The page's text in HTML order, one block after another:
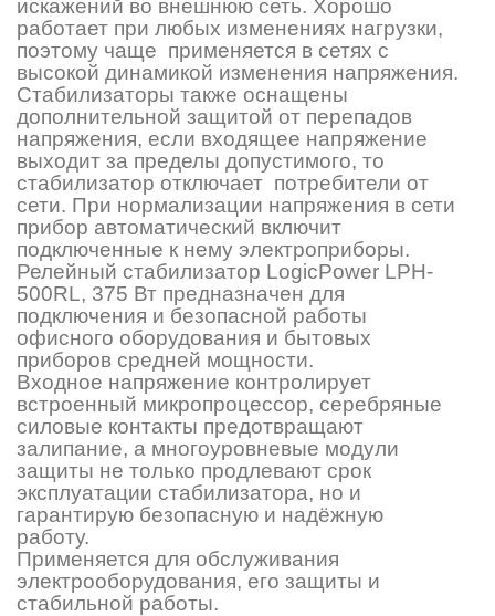
искажений во внешнюю сеть. Хорошо
работает при любых изменениях нагрузки,
поэтому чаще применяется в сетях с
высокой динамикой изменения напряжения.
Стабилизаторы также оснащены
дополнительной защитой от перепадов
напряжения, если входящее напряжение
выходит за пределы допустимого, то
стабилизатор отключает потребители от
сети. При нормализации напряжения в сети
прибор автоматический включит
подключенные к нему электроприборы.
Релейный стабилизатор LogicPower LPH-
500RL, 375 Вт предназначен для
подключения и безопасной работы
офисного оборудования и бытовых
приборов средней мощности.
Входное напряжение контролирует
встроенный микропроцессор, серебряные
силовые контакты предотвращают
залипание, а многоуровневые модули
защиты не только продлевают срок
эксплуатации стабилизатора, но и
гарантирую безопасную и надёжную
работу.
Применяется для обслуживания
электрооборудования, его защиты и
стабильной работы.